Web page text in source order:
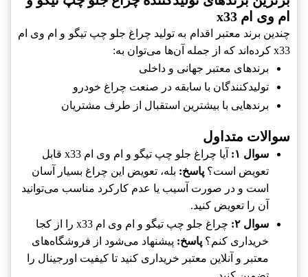
ام وی ام x33
چندین برند معتبر اقدام به تولید چراغ جلو چپ تیگو و ام وی ام
x33 کرده‌اند که از جمله آن‌ها می‌توان به:
برندهای معتبر جهانی و داخلی
تولیدکنندگان با سابقه در صنعت چراغ خودرو
برندهایی با بیشترین استقبال از طرف مشتریان
سوالات متداول
سوال ۱:
آیا چراغ جلو چپ تیگو و ام وی ام x33 قابل
تعویض است؟ پاسخ: بله، تعویض این چراغ بسیار آسان
است و در صورت آسیب یا عدم کارکرد مناسب می‌توانید
آن را تعویض کنید.
سوال ۲:
چراغ جلو چپ تیگو و ام وی ام x33 را از کجا
خریداری کنم؟ پاسخ: پیشنهاد می‌شود از فروشگاه‌های
معتبر و آنلاین معتبر خریداری کنید تا کیفیت اورجینال را